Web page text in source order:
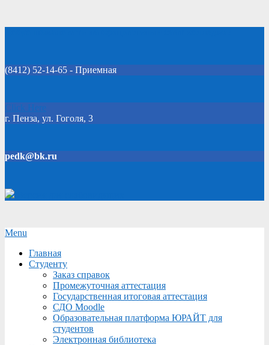
(8412) 52-14-65 - Приемная
Click Here
г. Пенза, ул. Гоголя, 3
pedk@bk.ru
Secondary
Menu
Menu
Главная
Студенту
Заказ справок
Промежуточная аттестация
Государственная итоговая аттестация
СДО Moodle
Образовательная платформа ЮРАЙТ для
студентов
Электронная библиотека